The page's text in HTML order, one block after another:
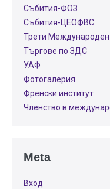
Събития-ФОЗ
Събития-ЦЕОФВС
Трети Международен
Търгове по ЗДС
УАФ
Фотогалерия
Френски институт
Членство в
Meta
Вход